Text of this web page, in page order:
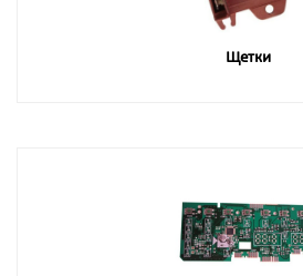
Щетки